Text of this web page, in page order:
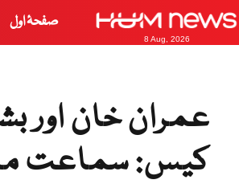
8 Aug, 2026
صفحۂ اول
عمران خان اور
کیس: سماعت